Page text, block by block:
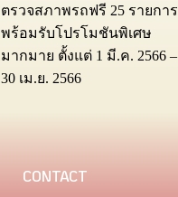
ตรวจสภาพรถฟรี 25 รายการ
พร้อมรับโปรโมชันพิเศษ
มากมาย ตั้งแต่ 1 มี.ค. 2566 –
30 เม.ย. 2566
CONTACT